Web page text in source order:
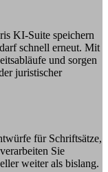
KI-Suite speichern
schnell erneut. Mit
und sorgen
juristischer
für Schriftsätze,
Sie
weiter als bislang.